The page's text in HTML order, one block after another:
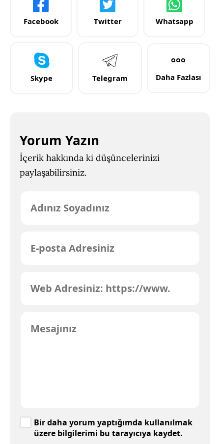
Facebook Twitter Whatsapp
Skype Telegram Daha Fazlası
Yorum Yazın
İçerik hakkında ki düşüncelerinizi
paylaşabilirsiniz.
Bir daha yorum yaptığımda kullanılmak
üzere bilgilerimi bu tarayıcıya kaydet.